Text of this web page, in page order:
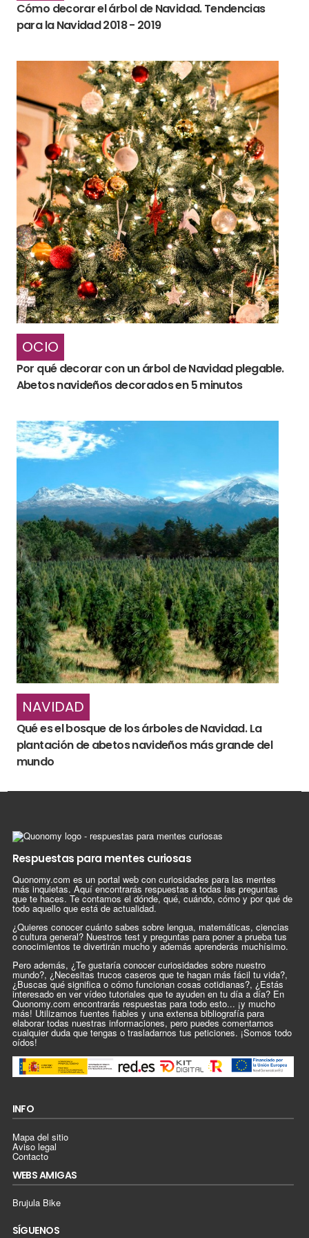
Cómo decorar el árbol de Navidad. Tendencias
para la Navidad 2018 - 2019
OCIO
Por qué decorar con un árbol de Navidad plegable.
Abetos navideños decorados en 5 minutos
NAVIDAD
Qué es el bosque de los árboles de Navidad. La
plantación de abetos navideños más grande del
mundo
Respuestas para mentes curiosas
Quonomy.com es un portal web con curiosidades para las mentes
más inquietas. Aquí encontrarás respuestas a todas las preguntas
que te haces. Te contamos el dónde, qué, cuándo, cómo y por qué de
todo aquello que está de actualidad.
¿Quieres conocer cuánto sabes sobre lengua, matemáticas, ciencias
o cultura general? Nuestros test y preguntas para poner a prueba tus
conocimientos te divertirán mucho y además aprenderás muchísimo.
Pero además, ¿Te gustaría conocer curiosidades sobre nuestro
mundo?, ¿Necesitas trucos caseros que te hagan más fácil tu vida?,
¿Buscas qué significa o cómo funcionan cosas cotidianas?, ¿Estás
interesado en ver vídeo tutoriales que te ayuden en tu día a día? En
Quonomy.com encontrarás respuestas para todo esto... ¡y mucho
más! Utilizamos fuentes fiables y una extensa bibliografía para
elaborar todas nuestras informaciones, pero puedes comentarnos
cualquier duda que tengas o trasladarnos tus peticiones. ¡Somos todo
oídos!
INFO
Mapa del sitio
Aviso legal
Contacto
WEBS AMIGAS
Brujula Bike
SÍGUENOS